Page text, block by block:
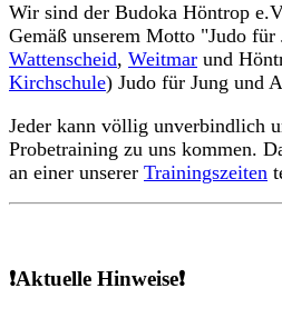
Wir sind der Budoka Höntrop
Gemäß unserem Motto "Judo
Wattenscheid, Weitmar und
Kirchschule) Judo für Jung und
Jeder kann völlig unverbindlich
Probetraining zu uns kommen.
an einer unserer Trainingszeiten
❗Aktuelle Hinweise❗